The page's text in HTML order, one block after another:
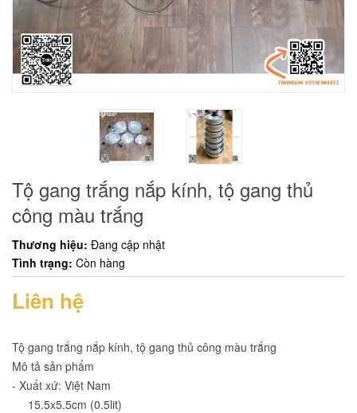
Tộ gang trắng nắp kính, tộ gang thủ
công màu trắng
Thương hiệu: Đang cập nhật
Tình trạng: Còn hàng
Liên hệ
Tộ gang trắng nắp kính, tộ gang thủ công màu trắng
Mô tả sản phẩm
- Xuất xứ: Việt Nam
15.5x5.5cm (0.5lit)